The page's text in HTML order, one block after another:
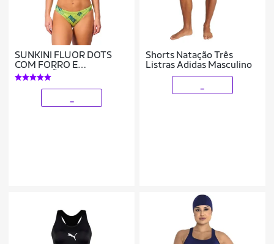
SUNKINI FLUOR DOTS
COM FORRO E
PROTEÇÃO UV 50+
KAUNA
Shorts Natação Três
Listras Adidas Masculino